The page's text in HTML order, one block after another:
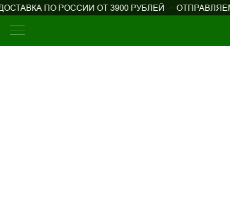
ПО РОССИИ ОТ 3900 РУБЛЕЙ